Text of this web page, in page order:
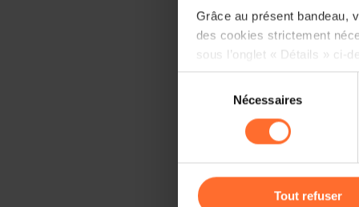
Grâce au présent bandeau,
des cookies strictement
sous l’onglet « Détails » ci-
Il est précisé que la
sociaux, sauvegarde des
cas de refus de tous les
gauche de chaque page.
consentement
Nécessaires
Tout refuser